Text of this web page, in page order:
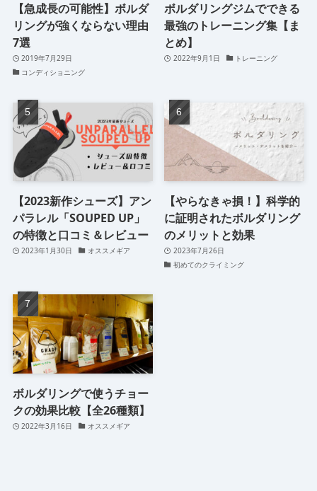
【急成長の可能性】ボルダ
リングが強くならない理由
7選
2019年7月29日
コンディショニング
ボルダリングジムでできる
最強のトレーニング集【ま
とめ】
2022年9月1日 トレーニング
【2023新作シューズ】アン
パラレル「SOUPED UP」
の特徴と口コミ＆レビュー
2023年1月30日 オススメギア
【やらなきゃ損！】科学的
に証明されたボルダリング
のメリットと効果
2023年7月26日
初めてのクライミング
ボルダリングで使うチョー
クの効果比較【全26種類】
2022年3月16日 オススメギア